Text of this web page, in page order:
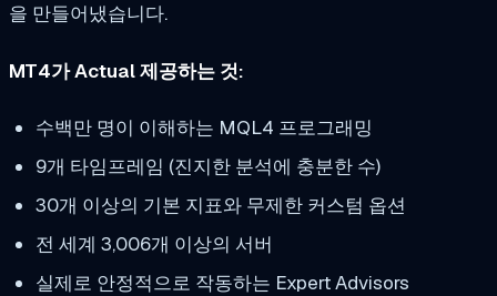
을 만들어냈습니다.
MT4가 Actual 제공하는 것:
수백만 명이 이해하는 MQL4 프로그래밍
9개 타임프레임 (진지한 분석에 충분한 수)
30개 이상의 기본 지표와 무제한 커스텀 옵션
전 세계 3,006개 이상의 서버
실제로 안정적으로 작동하는 Expert Advisors